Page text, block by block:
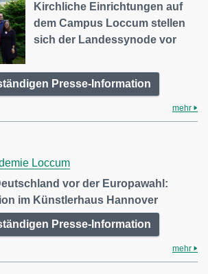
Kirchliche Einrichtungen auf
dem Campus Loccum stellen
sich der Landessynode vor
Presse-Information
mehr
Loccum
vor der Europawahl:
im Künstlerhaus Hannover
Presse-Information
mehr